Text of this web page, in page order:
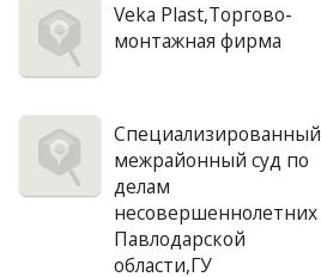
Veka Plast,Торгово-
монтажная фирма
Специализированный
межрайонный суд по
делам
несовершеннолетних
Павлодарской
области,ГУ